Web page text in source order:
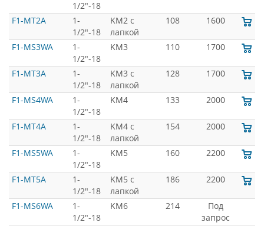
1/2"-18
F1-MT2A
1-
1/2"-18
KM2 с
лапкой
108 1600
F1-MS3WA
1-
1/2"-18
KM3 110 1700
F1-MT3A
1-
1/2"-18
KM3 с
лапкой
128 1700
F1-MS4WA
1-
1/2"-18
KM4 133 2000
F1-MT4A
1-
1/2"-18
KM4 с
лапкой
154 2000
F1-MS5WA
1-
1/2"-18
KM5 160 2200
F1-MT5A
1-
1/2"-18
KM5 с
лапкой
186 2200
F1-MS6WA
1-
1/2"-18
KM6 214
Под
запрос